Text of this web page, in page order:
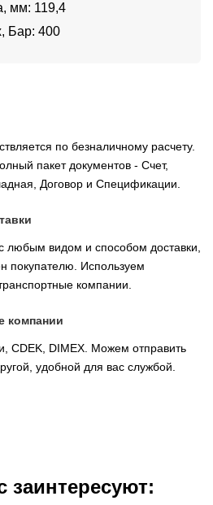
мм: 119,4
Бар: 400
по безналичному расчету.
пакет документов - Счет,
Договор и Спецификации.
любым видом и способом доставки,
покупателю. Используем
компании.
компании
CDEK, DIMEX. Можем отправить
удобной для вас службой.
заинтересуют: